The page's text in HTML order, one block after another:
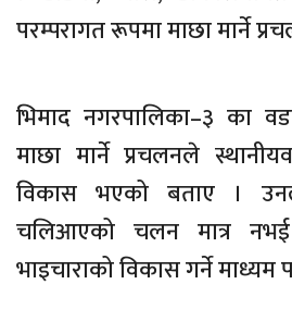
परम्परागत रूपमा माछा मार्ने
भिमाद नगरपालिका–३ का
माछा मार्ने प्रचलनले
विकास भएको बताए ।
चलिआएको चलन मात्र
भाइचाराको विकास गर्ने